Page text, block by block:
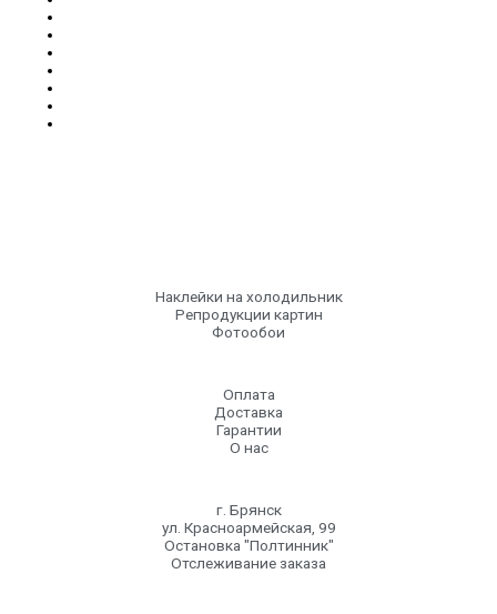
Наклейки на холодильник
Репродукции картин
Фотообои
Оплата
Доставка
Гарантии
О нас
г. Брянск
ул. Красноармейская, 99
Остановка "Полтинник"
Отслеживание заказа